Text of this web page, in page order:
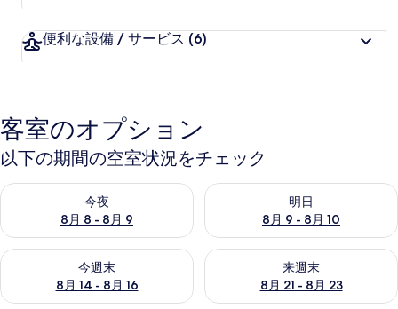
便利な設備 / サービス (6)
客室のオプション
以下の期間の空室状況をチェック
今夜
8月 8 - 8月 9
今夜 8月 8 - 8月 9 の空室状況をチェック
明日
8月 9 - 8月 10
明日 8月 9 - 8月 10 の空室状
今週末
8月 14 - 8月 16
今週末 8月 14 - 8月 16 の空室状況をチェック
来週末
8月 21 - 8月 23
来週末 8月 21 - 8月 23 の空室